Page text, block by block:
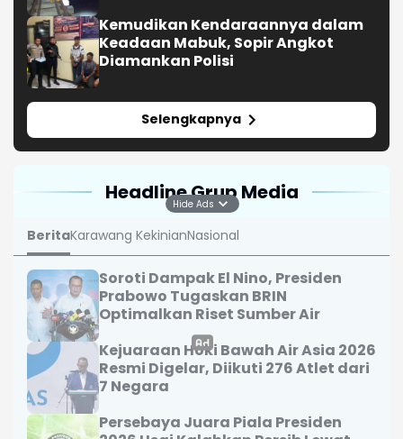
Kemudikan Kendaraannya dalam
Keadaan Mabuk, Sopir Angkot
Diamankan Polisi
Selengkapnya
Headline Grup Media
BeritaKarawang KekinianNasional
Soroti Dampak El Nino, Presiden
Prabowo Tugaskan BRIN
Optimalkan Riset Sumber Air
Kejuaraan Hoki Bawah Air Asia 2026
Resmi Digelar, Diikuti 276 Atlet dari
7 Negara
Persebaya Juara Piala Presiden
Hide Ads